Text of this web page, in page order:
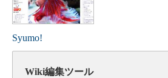
Syumo!
Wiki編集ツール